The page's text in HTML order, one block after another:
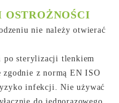
nie należy otwierać
po sterylizacji tlenkiem
zgodnie z normą EN ISO
infekcji. Nie używać